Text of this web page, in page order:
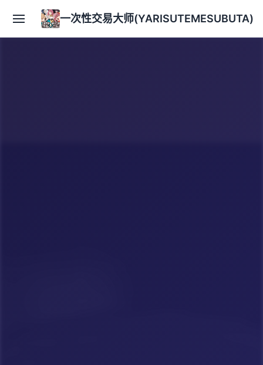
一次性交易大师(YARISUTEMESUBUTA)